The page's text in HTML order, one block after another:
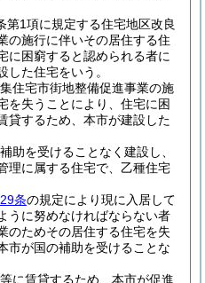
1項に規定する住宅地区改良
の施行に伴いその居住する住
に困窮すると認められる者に
した住宅をいう。
住宅市街地整備促進事業の施
を失うことにより、住宅に困
貸するため、本市が建設した
を受けることなく建設し、
理に属する住宅で、乙種住宅
条の規定により現に入居して
うに努めなければならない者
のためその居住する住宅を失
市が国の補助を受けることな
に賃貸するため、本市が促進